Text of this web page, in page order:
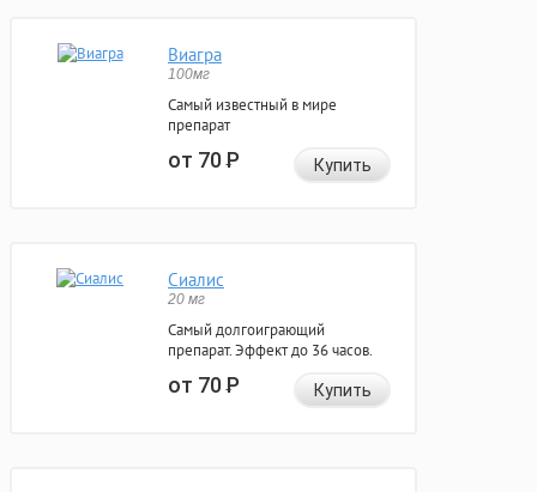
Виагра
100мг
Самый известный в мире
препарат
от 70Р Купить
Сиалис
20 мг
Самый долгоиграющий
препарат. Эффект до 36 часов.
от 70Р Купить